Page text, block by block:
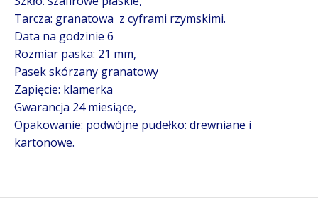
Tarcza: granatowa z cyframi rzymskimi.
Data na godzinie 6
Rozmiar paska: 21 mm,
Pasek skórzany granatowy
Zapięcie: klamerka
Gwarancja 24 miesiące,
Opakowanie: podwójne pudełko: drewniane i
kartonowe.